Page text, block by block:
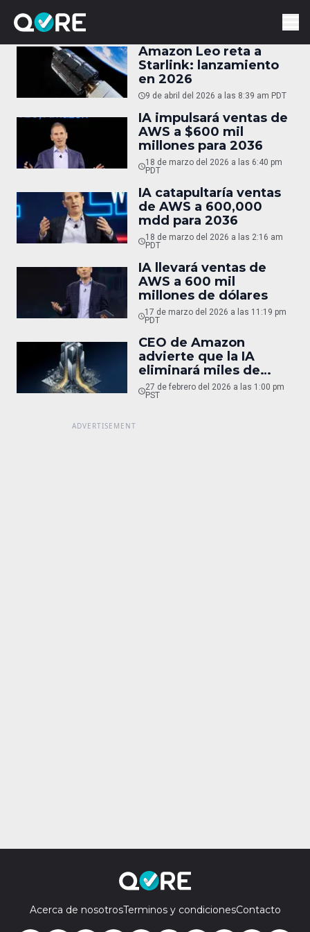
Amazon Leo reta a
Starlink: lanzamiento
en 2026
9 de abril del 2026 a las 8:39 am PDT
IA impulsará ventas de
AWS a $600 mil
millones para 2036
18 de marzo del 2026 a las 6:40 pm
PDT
IA catapultaría ventas
de AWS a 600,000
mdd para 2036
18 de marzo del 2026 a las 2:16 am
PDT
IA llevará ventas de
AWS a 600 mil
millones de dólares
17 de marzo del 2026 a las 11:19 pm
PDT
CEO de Amazon
advierte que la IA
eliminará miles de
empleos tras recorte
masivo en Block
27 de febrero del 2026 a las 1:00 pm
PST
Acerca de nosotrosTerminos y condicionesContacto